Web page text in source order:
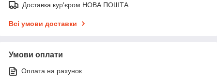
Доставка кур'єром НОВА ПОШТА
Всі умови доставки
Умови оплати
Оплата на рахунок